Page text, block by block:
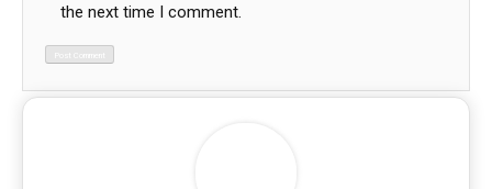
the next time I comment.